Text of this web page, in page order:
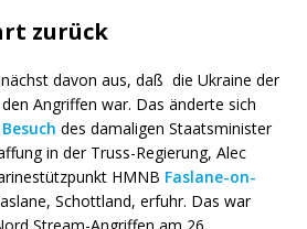
zurück
davon aus, daß die Ukraine der
Angriffen war. Das änderte sich
Besuch des damaligen Staatsminister
in der Truss-Regierung, Alec
HMNB Faslane-on-
Schottland, erfuhr. Das war